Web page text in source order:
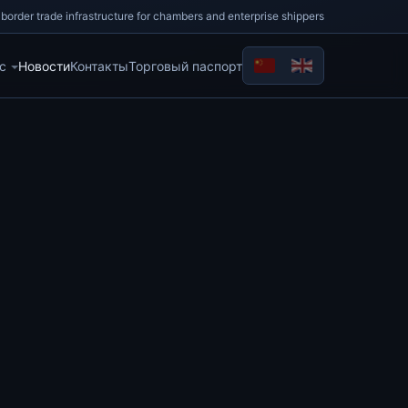
trade infrastructure for chambers and enterprise shippers
НовостиКонтактыТорговый паспорт
Выберите язык